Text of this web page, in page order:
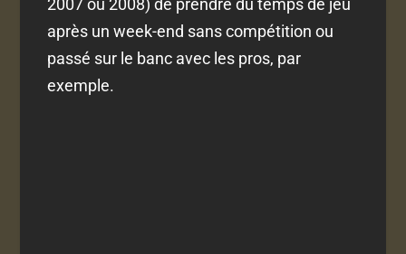
2007 ou 2008) de prendre du temps de jeu
après un week-end sans compétition ou
passé sur le banc avec les pros, par
exemple.